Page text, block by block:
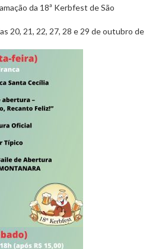
da 18ª Kerbfest de São
20, 21, 22, 27, 28 e 29 de outubro de